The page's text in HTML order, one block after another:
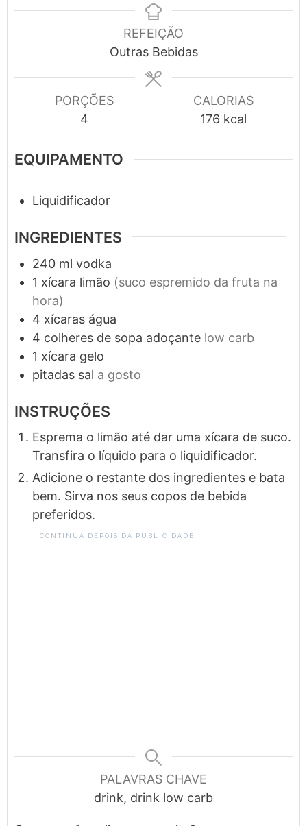
REFEIÇÃO
Outras Bebidas
PORÇÕES
4
CALORIAS
176 kcal
EQUIPAMENTO
Liquidificador
INGREDIENTES
240 ml vodka
1 xícara limão (suco espremido da fruta na
hora)
4 xícaras água
4 colheres de sopa adoçante low carb
1 xícara gelo
pitadas sal a gosto
INSTRUÇÕES
Esprema o limão até dar uma xícara de suco.
Transfira o líquido para o liquidificador.
Adicione o restante dos ingredientes e bata
bem. Sirva nos seus copos de bebida
preferidos.
CONTINUA DEPOIS DA PUBLICIDADE
PALAVRAS CHAVE
drink, drink low carb